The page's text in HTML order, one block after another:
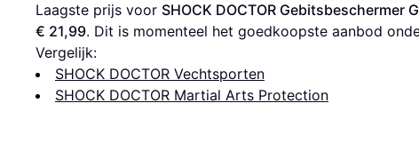
Laagste prijs voor SHOCK DOCTOR Gebitsbeschermer
€ 21,99. Dit is momenteel het goedkoopste aanbod
Vergelijk:
SHOCK DOCTOR Vechtsporten
SHOCK DOCTOR Martial Arts Protection